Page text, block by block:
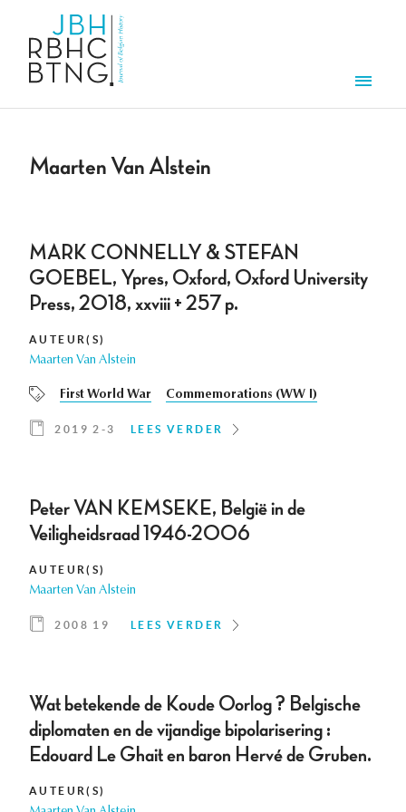
Maarten Van Alstein
MARK CONNELLY & STEFAN
GOEBEL, Ypres, Oxford, Oxford University
Press, 2018, xxviii + 257 p.
AUTEUR(S)
Maarten Van Alstein
First World War Commemorations (WW I)
2019 2-3 LEES VERDER
Peter VAN KEMSEKE, België in de
Veiligheidsraad 1946-2006
AUTEUR(S)
Maarten Van Alstein
2008 19 LEES VERDER
Wat betekende de Koude Oorlog ? Belgische
diplomaten en de vijandige bipolarisering :
Edouard Le Ghait en baron Hervé de Gruben.
AUTEUR(S)